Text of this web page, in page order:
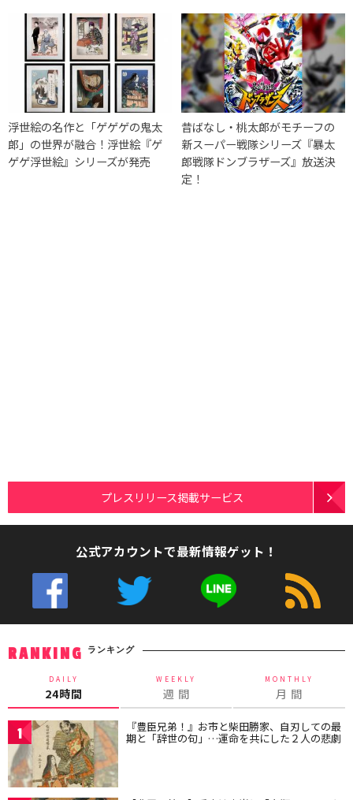
浮世絵の名作と「ゲゲゲの鬼太
郎」の世界が融合！浮世絵『ゲ
ゲゲ浮世絵』シリーズが発売
昔ばなし・桃太郎がモチーフの
新スーパー戦隊シリーズ『暴太
郎戦隊ドンブラザーズ』放送決
定！
プレスリリース掲載サービス
公式アカウントで最新情報ゲット！
RANKING ランキング
DAILY
24時間
WEEKLY
週 間
MONTHLY
月 間
1 『豊臣兄弟！』お市と柴田勝家、自刃しての最
期と「辞世の句」…運命を共にした２人の悲劇